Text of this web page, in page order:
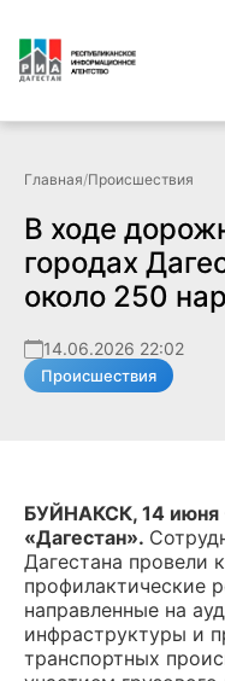
Главная/Происшествия
В ходе
городах
около 250
14.06.2026 22:02
Происшествия
БУЙНАКСК, 14
«Дагестан».
Дагестана провели
профилактические
направленные на
инфраструктуры и
транспортных